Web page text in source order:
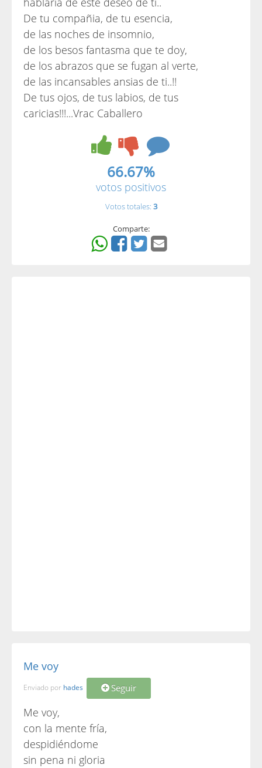
De tu compañia, de tu esencia,
de las noches de insomnio,
de los besos fantasma que te doy,
de los abrazos que se fugan al verte,
de las incansables ansias de ti..!!
De tus ojos, de tus labios, de tus
caricias!!!...Vrac Caballero
66.67%
votos positivos
Votos totales: 3
Comparte:
Me voy
Enviado por hades Seguir
Me voy,
con la mente fría,
despidiéndome
sin pena ni gloria